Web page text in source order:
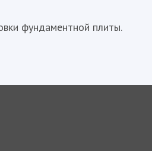
фундаментной плиты.